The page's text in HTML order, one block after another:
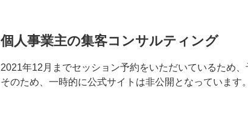
個人事業主の集客コンサルティング
2021年12月までセッション予約をいただいているため
そのため、一時的に公式サイトは非公開となっています。